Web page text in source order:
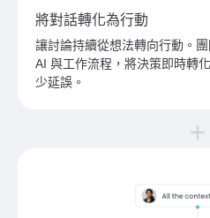
將對話轉化為行動
讓討論持續從想法轉向行動。
AI 與工作流程，將決策即時轉
少延誤。